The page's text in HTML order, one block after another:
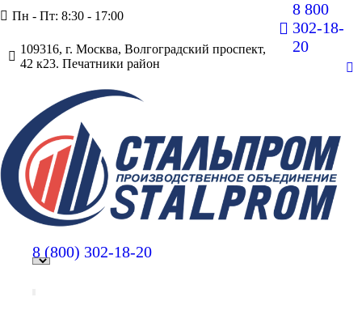
Пн - Пт: 8:30 - 17:00
109316, г. Москва, Волгоградский проспект,
42 к23. Печатники район
8 800
302-18-
20
8 (800) 302-18-20